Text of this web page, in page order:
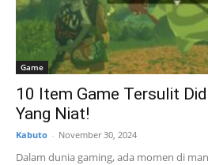
Game
10 Item Game Tersulit
Yang Niat!
Kabuto - November 30, 2024
Dalam dunia gaming, ada momen di